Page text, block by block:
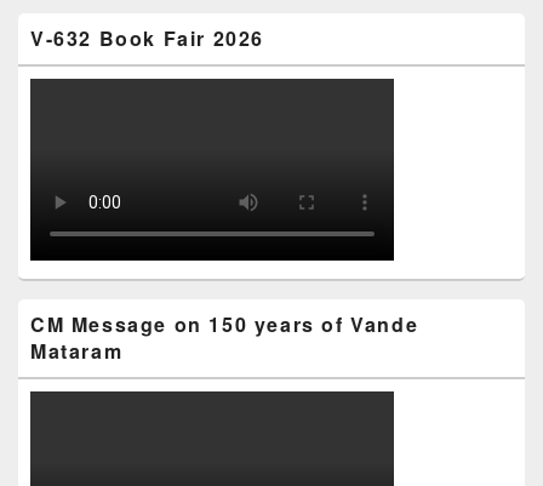
V-632 Book Fair 2026
CM Message on 150 years of Vande
Mataram